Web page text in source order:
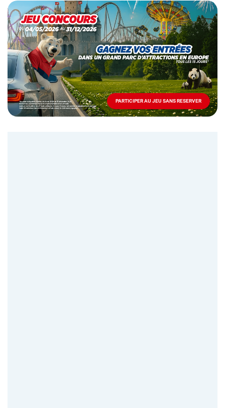
Opération
spéciale
Mai
-
Décembre
2026
Locations
PARTICIPER AU JEU SANS RESERVER
PARTICIPER
AU
JEU